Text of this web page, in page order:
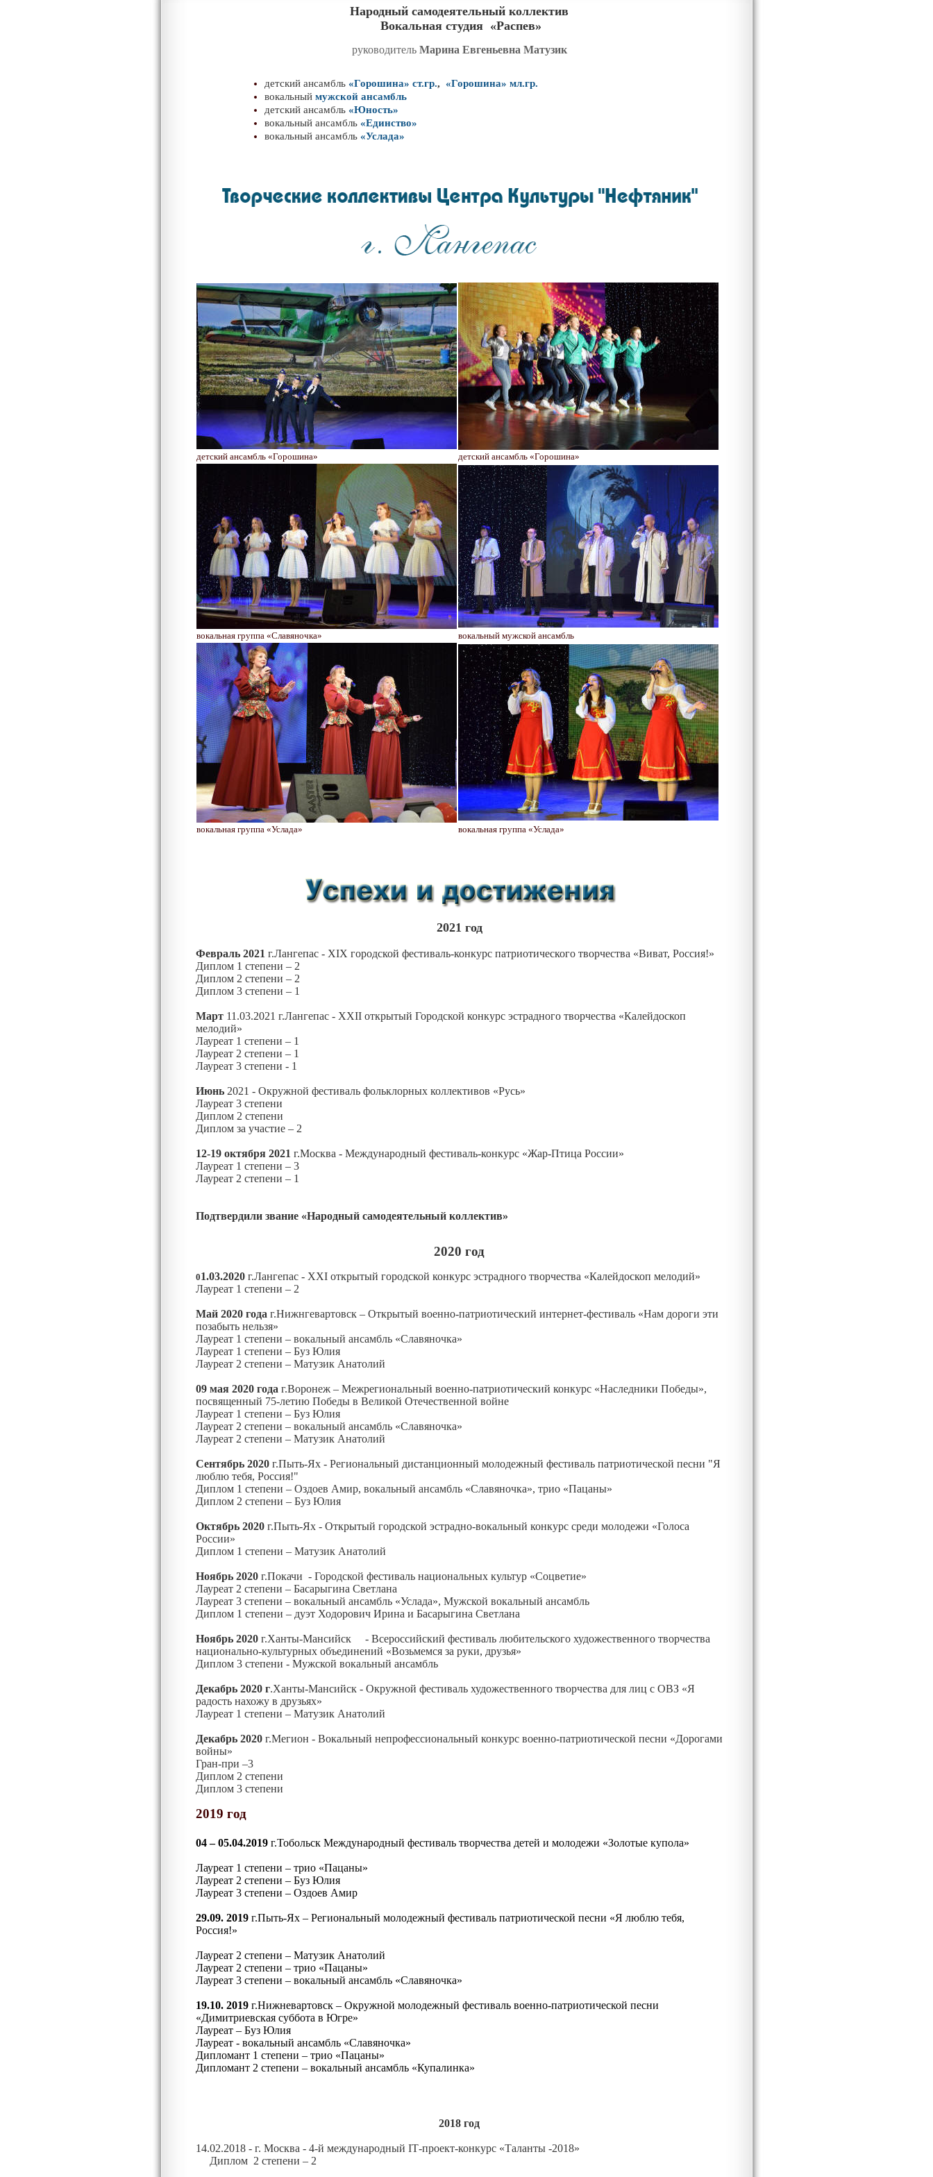
Народный самодеятельный коллектив
Вокальная студия «Распев»
руководитель Марина Евгеньевна Матузик
детский ансамбль «Горошина» ст.гр., «Горошина» мл.гр.
вокальный мужской ансамбль
детский ансамбль «Юность»
вокальный ансамбль «Единство»
вокальный ансамбль «Услада»
детский ансамбль «Горошина» детский ансамбль «Горошина»
вокальная группа «Славяночка» вокальный мужской ансамбль
вокальная группа «Услада» вокальная группа «Услада»
2021 год
Февраль 2021 г.Лангепас - XIX городской фестиваль-конкурс патриотического творчества «Виват, Россия!»
Диплом 1 степени – 2
Диплом 2 степени – 2
Диплом 3 степени – 1
Март 11.03.2021 г.Лангепас - XXII открытый Городской конкурс эстрадного творчества «Калейдоскоп
мелодий»
Лауреат 1 степени – 1
Лауреат 2 степени – 1
Лауреат 3 степени - 1
Июнь 2021 - Окружной фестиваль фольклорных коллективов «Русь»
Лауреат 3 степени
Диплом 2 степени
Диплом за участие – 2
12-19 октября 2021 г.Москва - Международный фестиваль-конкурс «Жар-Птица России»
Лауреат 1 степени – 3
Лауреат 2 степени – 1
Подтвердили звание «Народный самодеятельный коллектив»
2020 год
01.03.2020 г.Лангепас - XXI открытый городской конкурс эстрадного творчества «Калейдоскоп мелодий»
Лауреат 1 степени – 2
Май 2020 года г.Нижнгевартовск – Открытый военно-патриотический интернет-фестиваль «Нам дороги эти
позабыть нельзя»
Лауреат 1 степени – вокальный ансамбль «Славяночка»
Лауреат 1 степени – Буз Юлия
Лауреат 2 степени – Матузик Анатолий
09 мая 2020 года г.Воронеж – Межрегиональный военно-патриотический конкурс «Наследники Победы»,
посвященный 75-летию Победы в Великой Отечественной войне
Лауреат 1 степени – Буз Юлия
Лауреат 2 степени – вокальный ансамбль «Славяночка»
Лауреат 2 степени – Матузик Анатолий
Сентябрь 2020 г.Пыть-Ях - Региональный дистанционный молодежный фестиваль патриотической песни "Я
люблю тебя, Россия!"
Диплом 1 степени – Оздоев Амир, вокальный ансамбль «Славяночка», трио «Пацаны»
Диплом 2 степени – Буз Юлия
Октябрь 2020 г.Пыть-Ях - Открытый городской эстрадно-вокальный конкурс среди молодежи «Голоса
России»
Диплом 1 степени – Матузик Анатолий
Ноябрь 2020 г.Покачи - Городской фестиваль национальных культур «Соцветие»
Лауреат 2 степени – Басарыгина Светлана
Лауреат 3 степени – вокальный ансамбль «Услада», Мужской вокальный ансамбль
Диплом 1 степени – дуэт Ходорович Ирина и Басарыгина Светлана
Ноябрь 2020 г.Ханты-Мансийск - Всероссийский фестиваль любительского художественного творчества
национально-культурных объединений «Возьмемся за руки, друзья»
Диплом 3 степени - Мужской вокальный ансамбль
Декабрь 2020 г.Ханты-Мансийск - Окружной фестиваль художественного творчества для лиц с ОВЗ «Я
радость нахожу в друзьях»
Лауреат 1 степени – Матузик Анатолий
Декабрь 2020 г.Мегион - Вокальный непрофессиональный конкурс военно-патриотической песни «Дорогами
войны»
Гран-при –3
Диплом 2 степени
Диплом 3 степени
2019 год
04 – 05.04.2019 г.Тобольск Международный фестиваль творчества детей и молодежи «Золотые купола»
Лауреат 1 степени – трио «Пацаны»
Лауреат 2 степени – Буз Юлия
Лауреат 3 степени – Оздоев Амир
29.09. 2019 г.Пыть-Ях – Региональный молодежный фестиваль патриотической песни «Я люблю тебя,
Россия!»
Лауреат 2 степени – Матузик Анатолий
Лауреат 2 степени – трио «Пацаны»
Лауреат 3 степени – вокальный ансамбль «Славяночка»
19.10. 2019 г.Нижневартовск – Окружной молодежный фестиваль военно-патриотической песни
«Димитриевская суббота в Югре»
Лауреат – Буз Юлия
Лауреат - вокальный ансамбль «Славяночка»
Дипломант 1 степени – трио «Пацаны»
Дипломант 2 степени – вокальный ансамбль «Купалинка»
2018 год
14.02.2018 - г. Москва - 4-й международный IТ-проект-конкурс «Таланты -2018»
Диплом 2 степени – 2